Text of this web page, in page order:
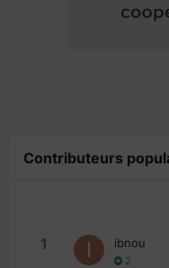
Contributeurs
1 ibnou
2